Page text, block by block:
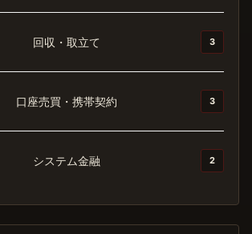
回収・取立て 3
口座売買・携帯契約 3
システム金融 2